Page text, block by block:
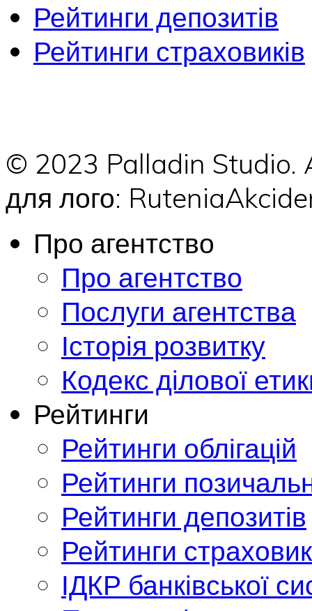
Рейтинги депозитів
Рейтинги страховиків
© 2023 Palladin
для лого:
Про агентство
Про агентство
Послуги агентства
Історія розвитку
Кодекс ділової
Рейтинги
Рейтинги облігацій
Рейтинги
Рейтинги депозитів
Рейтинги
ІДКР банківської